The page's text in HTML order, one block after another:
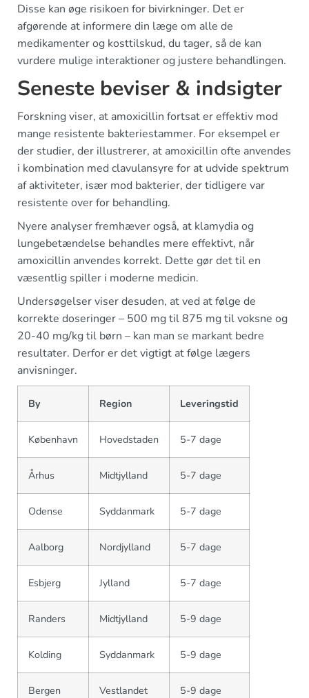
Disse kan øge risikoen for bivirkninger. Det er
afgørende at informere din læge om alle de
medikamenter og kosttilskud, du tager, så de kan
vurdere mulige interaktioner og justere behandlingen.
Seneste beviser & indsigter
Forskning viser, at amoxicillin fortsat er effektiv mod
mange resistente bakteriestammer. For eksempel er
der studier, der illustrerer, at amoxicillin ofte anvendes
i kombination med clavulansyre for at udvide spektrum
af aktiviteter, især mod bakterier, der tidligere var
resistente over for behandling.
Nyere analyser fremhæver også, at klamydia og
lungebetændelse behandles mere effektivt, når
amoxicillin anvendes korrekt. Dette gør det til en
væsentlig spiller i moderne medicin.
Undersøgelser viser desuden, at ved at følge de
korrekte doseringer – 500 mg til 875 mg til voksne og
20-40 mg/kg til børn – kan man se markant bedre
resultater. Derfor er det vigtigt at følge lægers
anvisninger.
By Region Leveringstid
København Hovedstaden 5-7 dage
Århus Midtjylland 5-7 dage
Odense Syddanmark 5-7 dage
Aalborg Nordjylland 5-7 dage
Esbjerg Jylland 5-7 dage
Randers Midtjylland 5-9 dage
Kolding Syddanmark 5-9 dage
Bergen Vestlandet 5-9 dage